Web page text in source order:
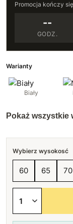
Promocja kończy
--
GODZ.
Warianty
Biały
Pokaż wszystkie
Wybierz wysokosć
60 65 70